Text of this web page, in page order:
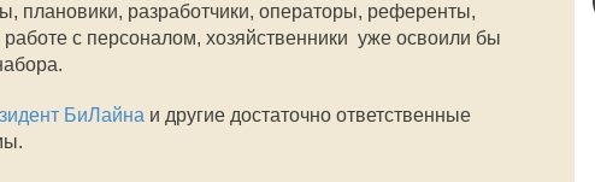
плановики, разработчики, операторы, референты,
с персоналом, хозяйственники  уже освоили бы
БиЛайна и другие достаточно ответственные